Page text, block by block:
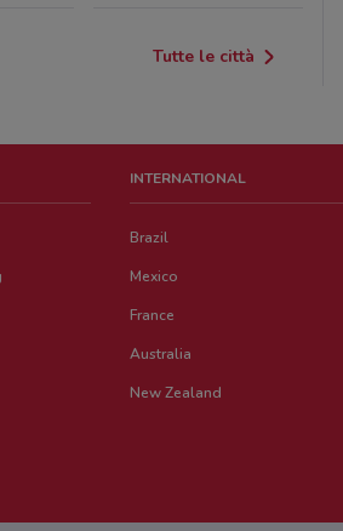
Tutte le città
INTERNATIONAL
Brazil
Mexico
France
Australia
New Zealand